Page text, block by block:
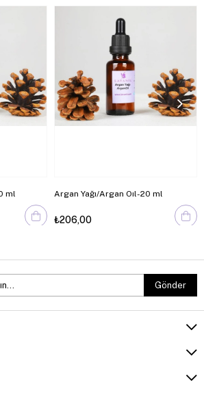
ml Argan Yağı/Argan Oıl-20 ml
₺206,00
Gönder